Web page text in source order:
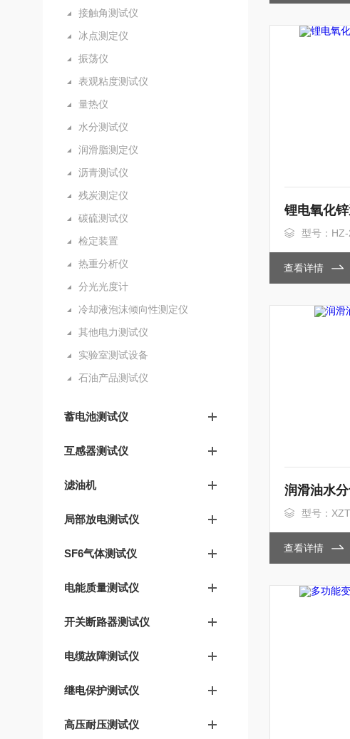
接触角测试仪
冰点测定仪
振荡仪
表观粘度测试仪
量热仪
水分测试仪
润滑脂测定仪
沥青测试仪
残炭测定仪
碳硫测试仪
检定装置
热重分析仪
分光光度计
冷却液泡沫倾向性测定仪
其他电力测试仪
实验室测试设备
石油产品测试仪
蓄电池测试仪
互感器测试仪
滤油机
局部放电测试仪
SF6气体测试仪
电能质量测试仪
开关断路器测试仪
电缆故障测试仪
继电保护测试仪
高压耐压测试仪
锂电氧化
型号：
查看详情
润滑油水
型号：
查看详情